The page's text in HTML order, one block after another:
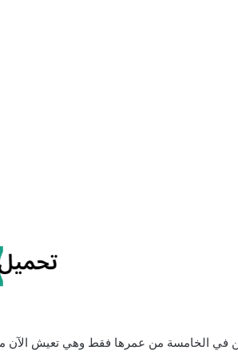
في الخامسة من عمرها فقط وهي تعيش الآن مع